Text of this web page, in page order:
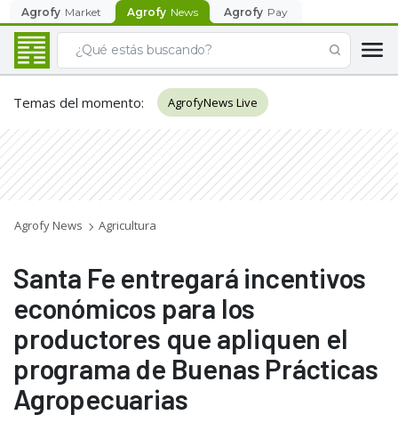
Agrofy Market Agrofy News Agrofy Pay
Temas del momento: AgrofyNews Live
Agrofy News Agricultura
Santa Fe entregará incentivos
económicos para los
productores que apliquen el
programa de Buenas Prácticas
Agropecuarias